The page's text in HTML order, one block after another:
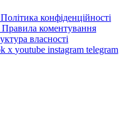
Політика конфіденційності
Правила коментування
власності
x youtube instagram telegram